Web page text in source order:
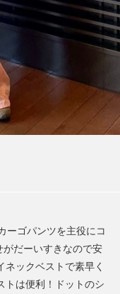
ーゴパンツを主役にコ
だーいすきなので安
ックベストで素早く
トは便利！ドットのシ